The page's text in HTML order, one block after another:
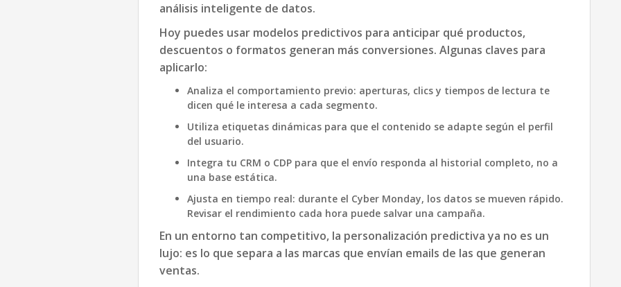
análisis inteligente de datos.
Hoy puedes usar modelos predictivos para anticipar qué productos,
descuentos o formatos generan más conversiones. Algunas claves para
aplicarlo:
Analiza el comportamiento previo: aperturas, clics y tiempos de lectura te
dicen qué le interesa a cada segmento.
Utiliza etiquetas dinámicas para que el contenido se adapte según el perfil
del usuario.
Integra tu CRM o CDP para que el envío responda al historial completo, no a
una base estática.
Ajusta en tiempo real: durante el Cyber Monday, los datos se mueven rápido.
Revisar el rendimiento cada hora puede salvar una campaña.
En un entorno tan competitivo, la personalización predictiva ya no es un
lujo: es lo que separa a las marcas que envían emails de las que generan
ventas.